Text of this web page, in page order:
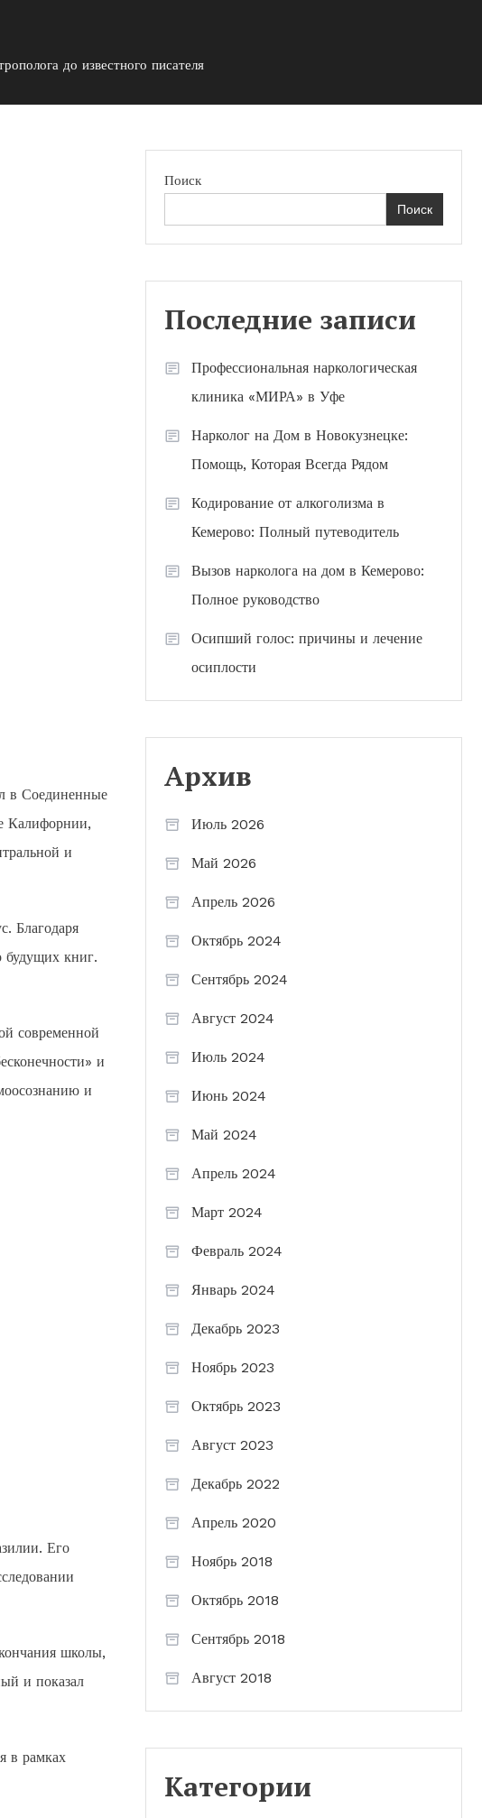
до известного писателя
в Соединенные
Калифорнии,
и
Благодаря
будущих книг.
современной
и
и
Его
школы,
и показал
в рамках
Поиск
Поиск
Последние записи
Профессиональная наркологическая
клиника «МИРА» в Уфе
Нарколог на Дом в Новокузнецке:
Помощь, Которая Всегда Рядом
Кодирование от алкоголизма в
Кемерово: Полный путеводитель
Вызов нарколога на дом в Кемерово:
Полное руководство
Осипший голос: причины и лечение
осиплости
Архив
Июль 2026
Май 2026
Апрель 2026
Октябрь 2024
Сентябрь 2024
Август 2024
Июль 2024
Июнь 2024
Май 2024
Апрель 2024
Март 2024
Февраль 2024
Январь 2024
Декабрь 2023
Ноябрь 2023
Октябрь 2023
Август 2023
Декабрь 2022
Апрель 2020
Ноябрь 2018
Октябрь 2018
Сентябрь 2018
Август 2018
Категории